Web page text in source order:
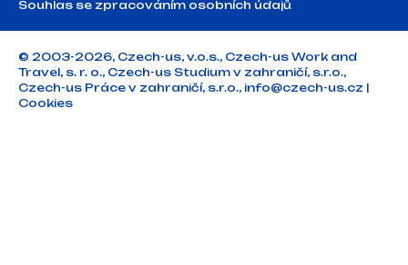
Souhlas se zpracováním osobních údajů
© 2003-2026, Czech-us, v.o.s., Czech-us Work and
Travel, s. r. o., Czech-us Studium v zahraničí, s.r.o.,
Czech-us Práce v zahraničí, s.r.o., info@czech-us.cz |
Cookies